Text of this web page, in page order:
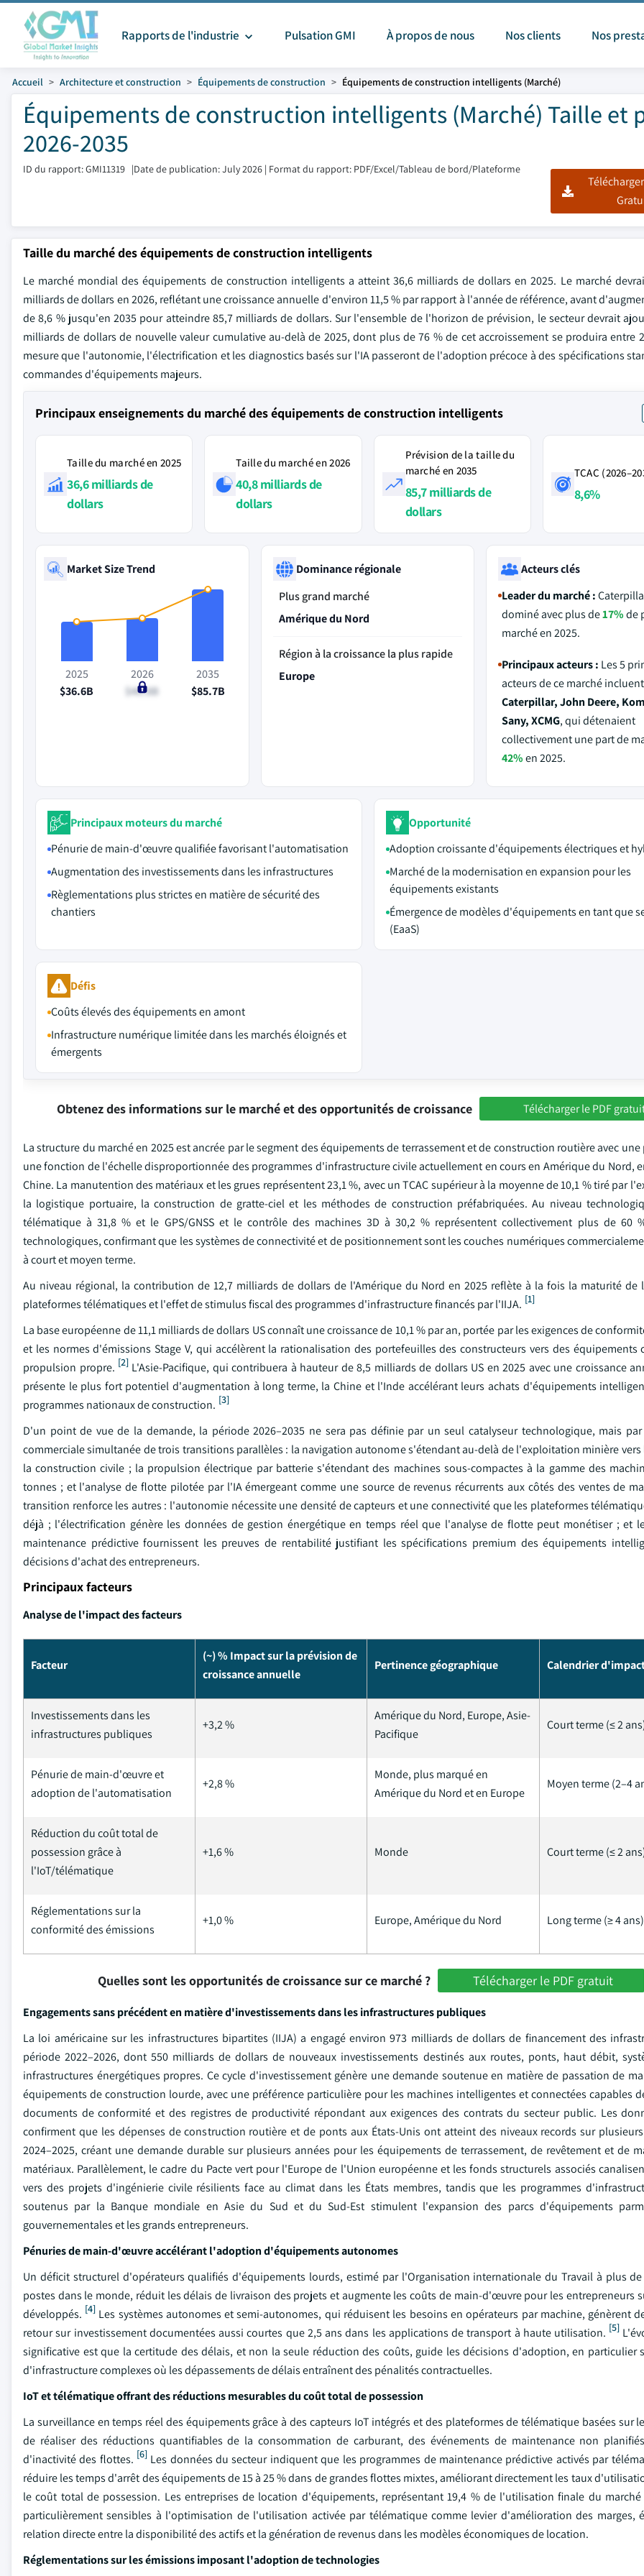
Rapports de l'industrie Pulsation GMI À propos de nous Nos clients Nos
Accueil Architecture et construction Équipements de construction Équipements de construction intelligents (Marché)
Équipements de construction intelligents (Marché) Taille et
2026-2035
ID du rapport: GMI11319 |Date de publication: July 2026 | Format du rapport: PDF/Excel/Tableau de bord/Plateforme
Taille du marché des équipements de construction intelligents
Le marché mondial des équipements de construction intelligents a atteint 36,6 milliards de dollars en 2025. Le marché
milliards de dollars en 2026, reflétant une croissance annuelle d'environ 11,5 % par rapport à l'année de référence, avant
de 8,6 % jusqu'en 2035 pour atteindre 85,7 milliards de dollars. Sur l'ensemble de l'horizon de prévision, le secteur devrait
milliards de dollars de nouvelle valeur cumulative au-delà de 2025, dont plus de 76 % de cet accroissement se produira entre
mesure que l'autonomie, l'électrification et les diagnostics basés sur l'IA passeront de l'adoption précoce à des spécifications
commandes d'équipements majeurs.
Principaux enseignements du marché des équipements de construction intelligents
Taille du marché en 2025
36,6 milliards de
dollars
Taille du marché en 2026
40,8 milliards de
dollars
Prévision de la taille du
marché en 2035
85,7 milliards de
dollars
TCAC
8,6%
Market Size Trend
2025
$36.6B
2026
$40.8B
2035
$85.7B
Dominance régionale
Plus grand marché
Amérique du Nord
Région à la croissance la plus rapide
Europe
Acteurs clés
Leader du marché :
dominé avec plus de17%de
marché en 2025.
Principaux acteurs : Les 5
acteurs de ce marché incluent
Caterpillar, John Deere,
Sany, XCMG, qui détenaient
collectivement une part de
42%en 2025.
Principaux moteurs du marché
Pénurie de main-d'œuvre qualifiée favorisant l'automatisation
Augmentation des investissements dans les infrastructures
Règlementations plus strictes en matière de sécurité des
chantiers
Opportunité
Adoption croissante d'équipements électriques et
Marché de la modernisation en expansion pour les
équipements existants
Émergence de modèles d'équipements en tant que
(EaaS)
Défis
Coûts élevés des équipements en amont
Infrastructure numérique limitée dans les marchés éloignés et
émergents
Obtenez des informations sur le marché et des opportunités de croissance Télécharger le PDF
La structure du marché en 2025 est ancrée par le segment des équipements de terrassement et de construction routière avec une
une fonction de l'échelle disproportionnée des programmes d'infrastructure civile actuellement en cours en Amérique du Nord,
Chine. La manutention des matériaux et les grues représentent 23,1 %, avec un TCAC supérieur à la moyenne de 10,1 % tiré par
la logistique portuaire, la construction de gratte-ciel et les méthodes de construction préfabriquées. Au niveau
télématique à 31,8 % et le GPS/GNSS et le contrôle des machines 3D à 30,2 % représentent collectivement plus de 60
technologiques, confirmant que les systèmes de connectivité et de positionnement sont les couches numériques
à court et moyen terme.
Au niveau régional, la contribution de 12,7 milliards de dollars de l'Amérique du Nord en 2025 reflète à la fois la maturité de
plateformes télématiques et l'effet de stimulus fiscal des programmes d'infrastructure financés par l'IIJA. [1]
La base européenne de 11,1 milliards de dollars US connaît une croissance de 10,1 % par an, portée par les exigences de
et les normes d'émissions Stage V, qui accélèrent la rationalisation des portefeuilles des constructeurs vers des équipements
propulsion propre. [2]L'Asie-Pacifique, qui contribuera à hauteur de 8,5 milliards de dollars US en 2025 avec une croissance
présente le plus fort potentiel d'augmentation à long terme, la Chine et l'Inde accélérant leurs achats d'équipements
programmes nationaux de construction. [3]
D'un point de vue de la demande, la période 2026–2035 ne sera pas définie par un seul catalyseur technologique, mais
commerciale simultanée de trois transitions parallèles : la navigation autonome s'étendant au-delà de l'exploitation minière vers
la construction civile ; la propulsion électrique par batterie s'étendant des machines sous-compactes à la gamme des
tonnes ; et l'analyse de flotte pilotée par l'IA émergeant comme une source de revenus récurrents aux côtés des ventes de
transition renforce les autres : l'autonomie nécessite une densité de capteurs et une connectivité que les plateformes
déjà ; l'électrification génère les données de gestion énergétique en temps réel que l'analyse de flotte peut monétiser ; et
maintenance prédictive fournissent les preuves de rentabilité justifiant les spécifications premium des équipements
décisions d'achat des entrepreneurs.
Principaux facteurs
Analyse de l'impact des facteurs
Facteur
(~) % Impact sur la prévision de
croissance annuelle
Pertinence géographique Calendrier
Investissements dans les
infrastructures publiques
+3,2 %
Amérique du Nord, Europe, Asie-
Pacifique
Court terme (≤ 2
Pénurie de main-d'œuvre et
adoption de l'automatisation
+2,8 %
Monde, plus marqué en
Amérique du Nord et en Europe
Moyen terme (2–4
Réduction du coût total de
possession grâce à
l'IoT/télématique
+1,6 % Monde Court terme (≤ 2
Réglementations sur la
conformité des émissions
+1,0 % Europe, Amérique du Nord Long terme (≥ 4 ans)
Quelles sont les opportunités de croissance sur ce marché ? Télécharger le PDF gratuit
Engagements sans précédent en matière d'investissements dans les infrastructures publiques
La loi américaine sur les infrastructures bipartites (IIJA) a engagé environ 973 milliards de dollars de financement des
période 2022–2026, dont 550 milliards de dollars de nouveaux investissements destinés aux routes, ponts, haut débit,
infrastructures énergétiques propres. Ce cycle d'investissement génère une demande soutenue en matière de passation de
équipements de construction lourde, avec une préférence particulière pour les machines intelligentes et connectées capables
documents de conformité et des registres de productivité répondant aux exigences des contrats du secteur public. Les
confirment que les dépenses de construction routière et de ponts aux États-Unis ont atteint des niveaux records sur
2024–2025, créant une demande durable sur plusieurs années pour les équipements de terrassement, de revêtement et de
matériaux. Parallèlement, le cadre du Pacte vert pour l'Europe de l'Union européenne et les fonds structurels associés
vers des projets d'ingénierie civile résilients face au climat dans les États membres, tandis que les programmes
soutenus par la Banque mondiale en Asie du Sud et du Sud-Est stimulent l'expansion des parcs d'équipements
gouvernementales et les grands entrepreneurs.
Pénuries de main-d'œuvre accélérant l'adoption d'équipements autonomes
Un déficit structurel d'opérateurs qualifiés d'équipements lourds, estimé par l'Organisation internationale du Travail à plus
postes dans le monde, réduit les délais de livraison des projets et augmente les coûts de main-d'œuvre pour les entrepreneurs
développés. [4] Les systèmes autonomes et semi-autonomes, qui réduisent les besoins en opérateurs par machine, génèrent
retour sur investissement documentées aussi courtes que 2,5 ans dans les applications de transport à haute utilisation. [5]
significative est que la certitude des délais, et non la seule réduction des coûts, guide les décisions d'adoption, en particulier
d'infrastructure complexes où les dépassements de délais entraînent des pénalités contractuelles.
IoT et télématique offrant des réductions mesurables du coût total de possession
La surveillance en temps réel des équipements grâce à des capteurs IoT intégrés et des plateformes de télématique basées sur
de réaliser des réductions quantifiables de la consommation de carburant, des événements de maintenance non
d'inactivité des flottes. [6]Les données du secteur indiquent que les programmes de maintenance prédictive activés par
réduire les temps d'arrêt des équipements de 15 à 25 % dans de grandes flottes mixtes, améliorant directement les taux
le coût total de possession. Les entreprises de location d'équipements, représentant 19,4 % de l'utilisation finale du
particulièrement sensibles à l'optimisation de l'utilisation activée par télématique comme levier d'amélioration des marges,
relation directe entre la disponibilité des actifs et la génération de revenus dans les modèles économiques de location.
Réglementations sur les émissions imposant l'adoption de technologies